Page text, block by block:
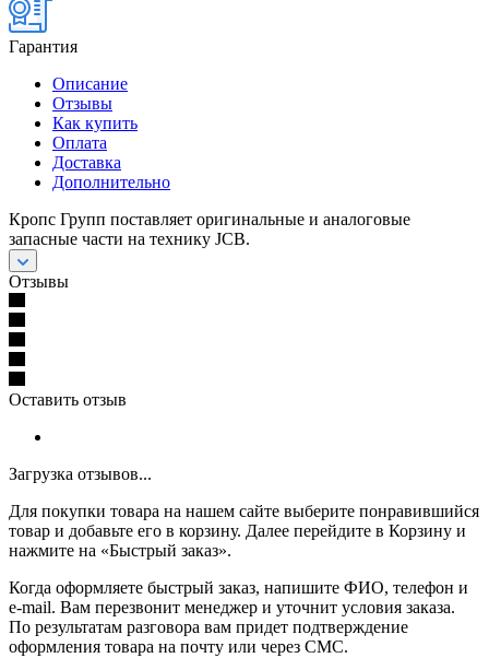
Гарантия
Описание
Отзывы
Как купить
Оплата
Доставка
Дополнительно
Кропс Групп поставляет оригинальные и аналоговые
запасные части на технику JCB.
Отзывы
Оставить отзыв
Загрузка отзывов...
Для покупки товара на нашем сайте выберите понравившийся
товар и добавьте его в корзину. Далее перейдите в Корзину и
нажмите на «Быстрый заказ».
Когда оформляете быстрый заказ, напишите ФИО, телефон и
e-mail. Вам перезвонит менеджер и уточнит условия заказа.
По результатам разговора вам придет подтверждение
оформления товара на почту или через СМС.